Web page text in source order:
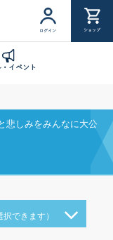
ログイン ショップ
イベント
悲しみをみんなに大公
できます）